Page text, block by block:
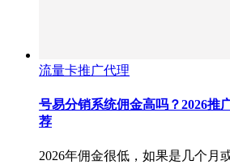
流量卡推广代理
号易分销系统佣金高吗？2026推
荐
2026年佣金很低，如果是几个月